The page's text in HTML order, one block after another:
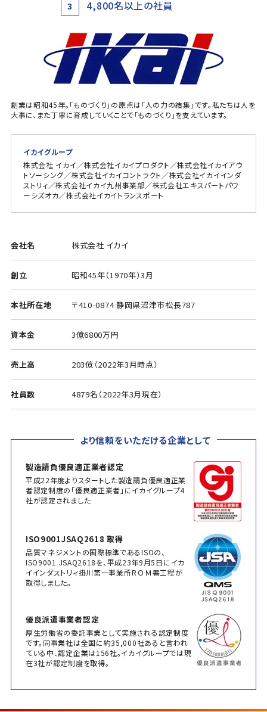
3 4,800名以上の社員
創業は昭和45年。「ものづくり」の原点は「人の力の結集」です。私たちは人を
大事に、また丁寧に育成していくことで「ものづくり」を支えています。
イカイグループ
株式会社 イカイ／株式会社イカイプロダクト／株式会社イカイアウ
トソーシング／株式会社イカイコントラクト／株式会社イカイインダ
ストリィ／株式会社イカイ九州事業部／株式会社エキスパートパワ
ーシズオカ／株式会社イカイトランスポート
会社名 株式会社 イカイ
創立 昭和45年（1970年）3月
本社所在地 〒410-0874 静岡県沼津市松長787
資本金 3億6800万円
売上高 203億（2022年3月時点）
社員数 4879名（2022年3月現在）
より信頼をいただける企業として
製造請負優良適正業者認定
平成22年度よりスタートした製造請負優良適正業
者認定制度の「優良適正業者」にイカイグループ4
社が認定されました
ISO9001JSAQ2618 取得
品質マネジメントの国際標準であるISOの、
ISO9001 JSAQ2618を、平成23年9月5日にイカ
イインダストリィ掛川第一事業所ＲＯＭ書工程が
取得しました。
優良派遣事業者認定
厚生労働省の委託事業として実施される認定制度
です。同事業社は全国に約35,000社あると言われ
ている中、認定企業は156社。イカイグループでは現
在3社が認定制度を取得。